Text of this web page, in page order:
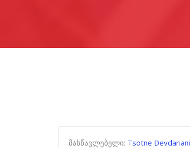
მასწავლებელი: Tsotne Devdariani